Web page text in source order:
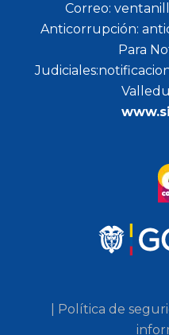
Correo:
Anticorrupción:
Para
| Política de